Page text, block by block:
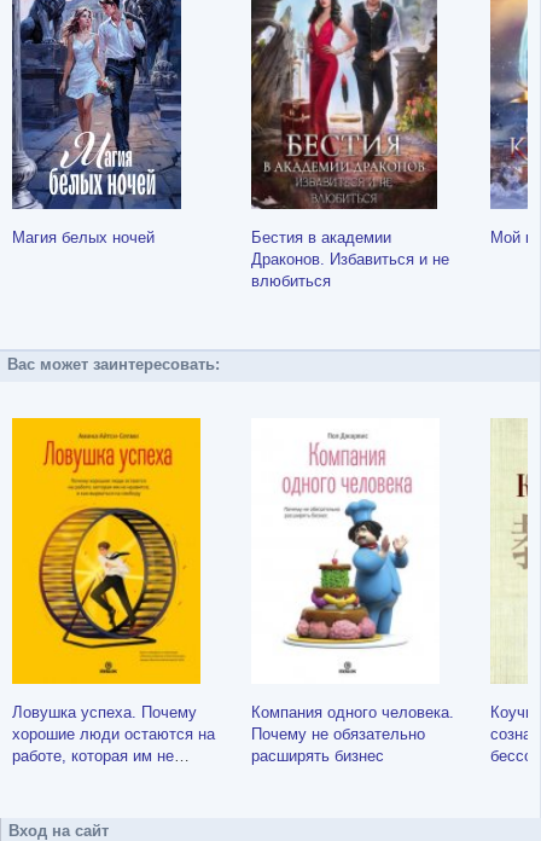
Магия белых ночей
Бестия в академии
Драконов. Избавиться и не
влюбиться
Мой
Вас может заинтересовать:
Ловушка успеха. Почему
хорошие люди остаются на
работе, которая им не
Компания одного человека.
Почему не обязательно
расширять бизнес
Вход на сайт